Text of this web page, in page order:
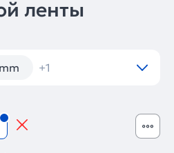
ленты
+1